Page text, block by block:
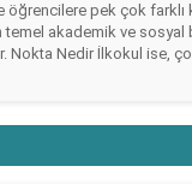
öğrencilere pek çok farklı
temel akademik ve sosyal
Nokta Nedir İlkokul ise,